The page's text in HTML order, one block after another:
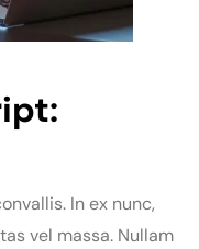
In ex nunc,
vel massa. Nullam